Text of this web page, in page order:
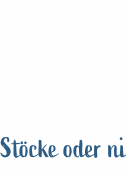
Stöcke oder